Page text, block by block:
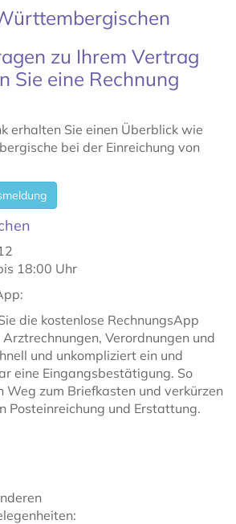
zu Ihrem Vertrag
Sie eine Rechnung
erhalten Sie einen Überblick wie
bei der Einreichung von
18:00 Uhr
die kostenlose RechnungsApp
Arztrechnungen, Verordnungen und
und unkompliziert ein und
eine Eingangsbestätigung. So
Weg zum Briefkasten und verkürzen
Posteinreichung und Erstattung.